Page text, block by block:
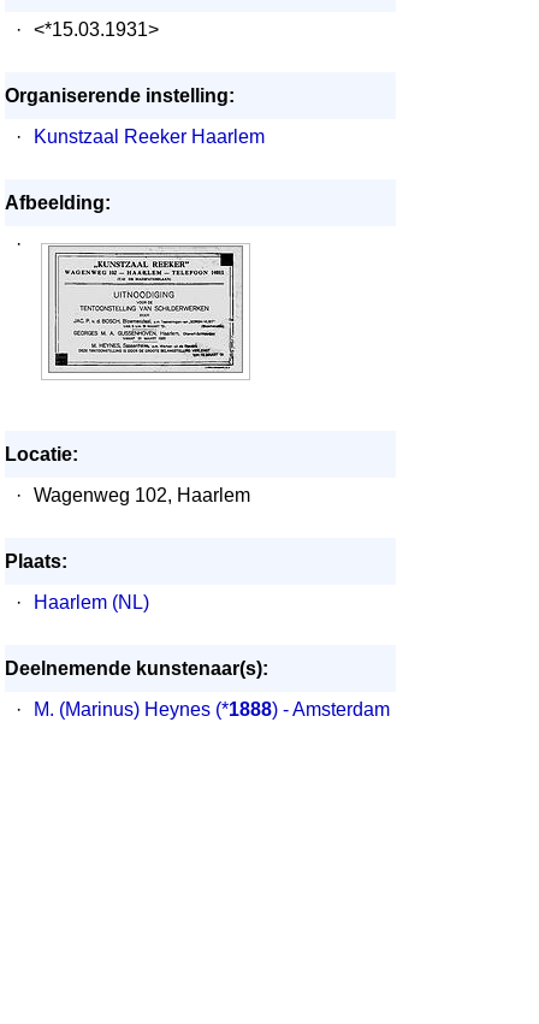
·
<*15.03.1931>
Organiserende instelling:
·
Kunstzaal Reeker Haarlem
Afbeelding:
·
Locatie:
·
Wagenweg 102, Haarlem
Plaats:
·
Haarlem (NL)
Deelnemende kunstenaar(s):
·
M. (Marinus) Heynes (*1888) - Amsterdam